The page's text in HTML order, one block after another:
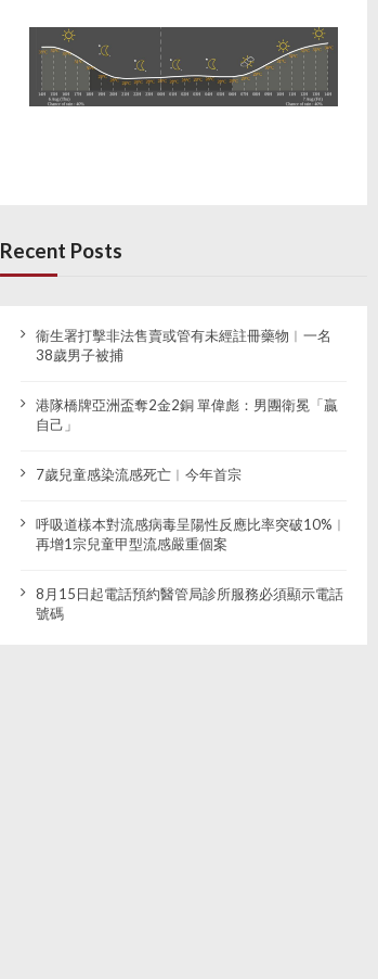
Recent Posts
衞生署打擊非法售賣或管有未經註冊藥物︱一名
38歲男子被捕
港隊橋牌亞洲盃奪2金2銅 單偉彪：男團衛冕「贏
自己」
7歲兒童感染流感死亡︱今年首宗
呼吸道樣本對流感病毒呈陽性反應比率突破10%︱
再增1宗兒童甲型流感嚴重個案
8月15日起電話預約醫管局診所服務必須顯示電話
號碼